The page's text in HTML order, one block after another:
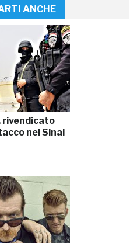
ANCHE
rivendicato
nel Sinai